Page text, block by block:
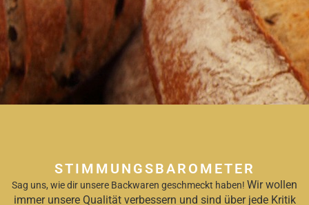
STIMMUNGSBAROMETER
Sag uns, wie dir unsere Backwaren geschmeckt haben! Wir wollen
immer unsere Qualität verbessern und sind über jede Kritik